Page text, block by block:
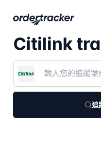
Citilink
追